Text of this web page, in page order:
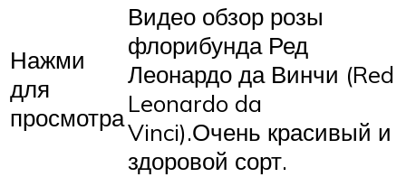
Нажми
для
просмотра
Видео обзор розы
флорибунда Ред
Леонардо да Винчи (Red
Leonardo da
Vinci).Очень красивый и
здоровой сорт.